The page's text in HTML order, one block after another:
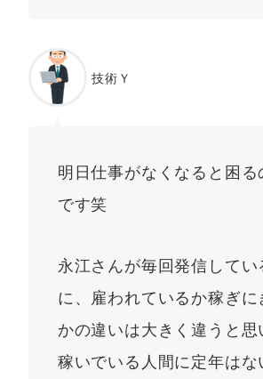
技術Ｙ
明日仕事がなくなると困る
です笑
永江さんが毎回発信してい
に、雇われているか稼ぎに
かの違いは大きく違うと思
稼いでいる人間に定年はな